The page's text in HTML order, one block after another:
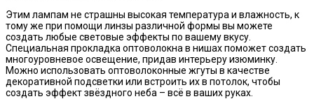
Этим лампам не страшны высокая температура и влажность, к
тому же при помощи линзы различной формы вы можете
создать любые световые эффекты по вашему вкусу.
Специальная прокладка оптоволокна в нишах поможет создать
многоуровневое освещение, придав интерьеру изюминку.
Можно использовать оптоволоконные жгуты в качестве
декоративной подсветки или встроить их в потолок, чтобы
создать эффект звёздного неба – всё в ваших руках.